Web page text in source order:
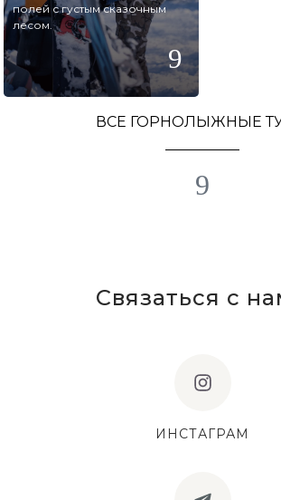
полей с густым сказочным
лесом.
ВСЕ ГОРНОЛЫЖНЫЕ
Связаться с
ИНСТАГРАМ